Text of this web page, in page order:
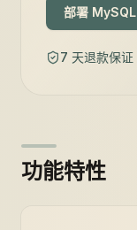
部署 MySQL
7 天退款保证
功能特性